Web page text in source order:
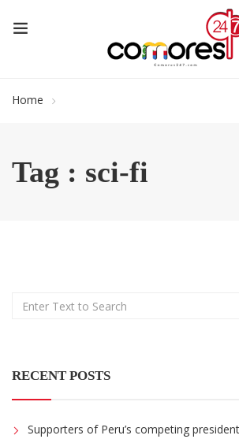
Home
Tag : sci-fi
RECENT POSTS
Supporters of Peru’s competing